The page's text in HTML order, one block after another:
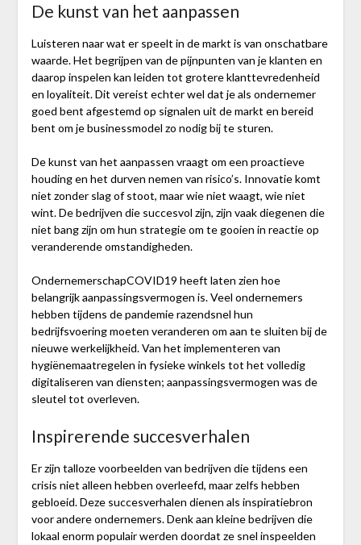
De kunst van het aanpassen
Luisteren naar wat er speelt in de markt is van onschatbare
waarde. Het begrijpen van de pijnpunten van je klanten en
daarop inspelen kan leiden tot grotere klanttevredenheid
en loyaliteit. Dit vereist echter wel dat je als ondernemer
goed bent afgestemd op signalen uit de markt en bereid
bent om je businessmodel zo nodig bij te sturen.
De kunst van het aanpassen vraagt om een proactieve
houding en het durven nemen van risico’s. Innovatie komt
niet zonder slag of stoot, maar wie niet waagt, wie niet
wint. De bedrijven die succesvol zijn, zijn vaak diegenen die
niet bang zijn om hun strategie om te gooien in reactie op
veranderende omstandigheden.
OndernemerschapCOVID19 heeft laten zien hoe
belangrijk aanpassingsvermogen is. Veel ondernemers
hebben tijdens de pandemie razendsnel hun
bedrijfsvoering moeten veranderen om aan te sluiten bij de
nieuwe werkelijkheid. Van het implementeren van
hygiënemaatregelen in fysieke winkels tot het volledig
digitaliseren van diensten; aanpassingsvermogen was de
sleutel tot overleven.
Inspirerende succesverhalen
Er zijn talloze voorbeelden van bedrijven die tijdens een
crisis niet alleen hebben overleefd, maar zelfs hebben
gebloeid. Deze succesverhalen dienen als inspiratiebron
voor andere ondernemers. Denk aan kleine bedrijven die
lokaal enorm populair werden doordat ze snel inspeelden